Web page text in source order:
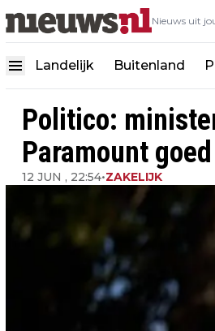
Nieuws uit
Landelijk Buitenland
Politico:
Paramount goed
12 JUN , 22:54•ZAKELIJK